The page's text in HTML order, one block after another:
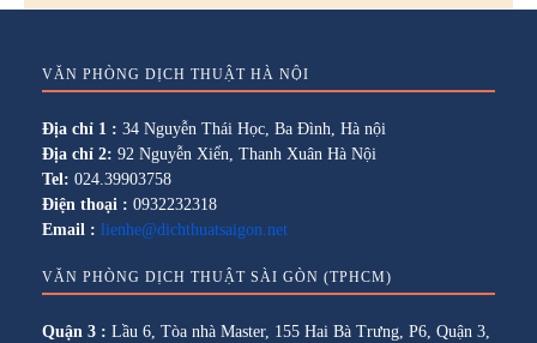
VĂN PHÒNG DỊCH THUẬT HÀ NỘI
Địa chỉ 1 : 34 Nguyễn Thái Học, Ba Đình, Hà nội
Địa chỉ 2: 92 Nguyễn Xiển, Thanh Xuân Hà Nội
Tel: 024.39903758
Điện thoại : 0932232318
Email : lienhe@dichthuatsaigon.net
VĂN PHÒNG DỊCH THUẬT SÀI GÒN (TPHCM)
Quận 3 : Lầu 6, Tòa nhà Master, 155 Hai Bà Trưng, P6, Quận 3,